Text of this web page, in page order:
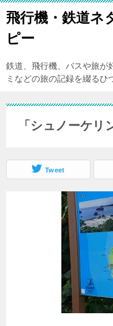
飛行機・鉄道ネ
ピー
鉄道、飛行機、バスや旅が
ミなどの旅の記録を綴るひ
「シュノーケリ
Tweet